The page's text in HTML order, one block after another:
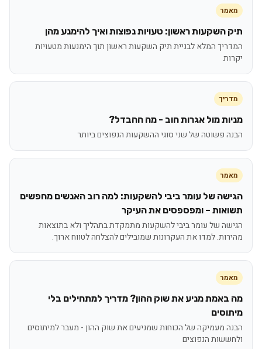
מאמר
תיק השקעות ראשון: טעויות נפוצות ואיך להימנע מהן
המדריך המלא לבניית תיק השקעות ראשון תוך הימנעות מטעויות
יקרות
מדריך
מניות מול אגרות חוב - מה ההבדל?
הבנה פשוטה של שני סוגי ההשקעות הנפוצים ביותר
מאמר
הגישה של עומר ביבי להשקעות: למה רוב האנשים מחפשים
תשואות – ומפספסים את העיקר
הגישה של עומר ביבי להשקעות מתמקדת בתהליך ולא בתוצאות
מהירות. למדו את העקרונות שמובילים להצלחה לטווח ארוך.
מאמר
מה באמת מניע את שוק ההון? מדריך למתחילים בלי
מיתוסים
הבנה מעמיקה של הכוחות שמניעים את שוק ההון - מעבר למיתוסים
ולחששות הנפוצים